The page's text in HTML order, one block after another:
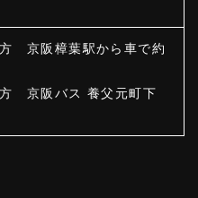
京阪樟葉駅から車で約
京阪バス 養父元町下